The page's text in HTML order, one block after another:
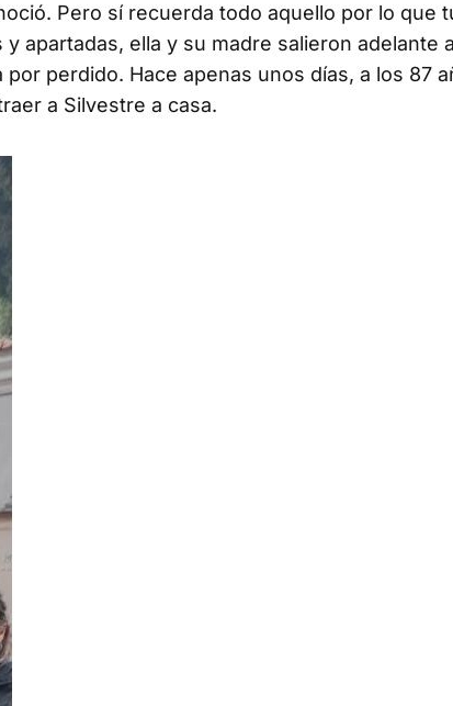
Pero sí recuerda todo aquello por lo que
apartadas, ella y su madre salieron adelante
perdido. Hace apenas unos días, a los 87
a Silvestre a casa.